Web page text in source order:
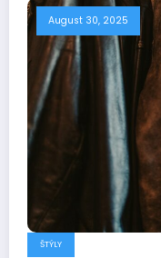
August 30, 2025
ŠTÝLY